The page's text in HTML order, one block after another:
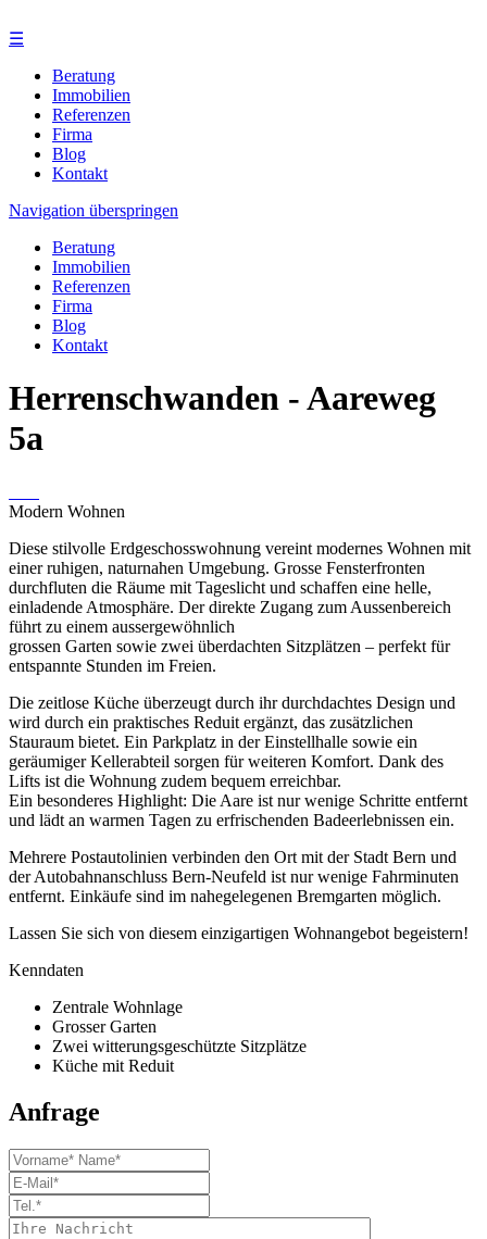
☰
Beratung
Immobilien
Referenzen
Firma
Blog
Kontakt
Navigation überspringen
Beratung
Immobilien
Referenzen
Firma
Blog
Kontakt
Herrenschwanden - Aareweg
5a
Modern Wohnen
Diese stilvolle Erdgeschosswohnung vereint modernes Wohnen mit
einer ruhigen, naturnahen Umgebung. Grosse Fensterfronten
durchfluten die Räume mit Tageslicht und schaffen eine helle,
einladende Atmosphäre. Der direkte Zugang zum Aussenbereich
führt zu einem aussergewöhnlich
grossen Garten sowie zwei überdachten Sitzplätzen – perfekt für
entspannte Stunden im Freien.
Die zeitlose Küche überzeugt durch ihr durchdachtes Design und
wird durch ein praktisches Reduit ergänzt, das zusätzlichen
Stauraum bietet. Ein Parkplatz in der Einstellhalle sowie ein
geräumiger Kellerabteil sorgen für weiteren Komfort. Dank des
Lifts ist die Wohnung zudem bequem erreichbar.
Ein besonderes Highlight: Die Aare ist nur wenige Schritte entfernt
und lädt an warmen Tagen zu erfrischenden Badeerlebnissen ein.
Mehrere Postautolinien verbinden den Ort mit der Stadt Bern und
der Autobahnanschluss Bern-Neufeld ist nur wenige Fahrminuten
entfernt. Einkäufe sind im nahegelegenen Bremgarten möglich.
Lassen Sie sich von diesem einzigartigen Wohnangebot begeistern!
Kenndaten
Zentrale Wohnlage
Grosser Garten
Zwei witterungsgeschützte Sitzplätze
Küche mit Reduit
Anfrage